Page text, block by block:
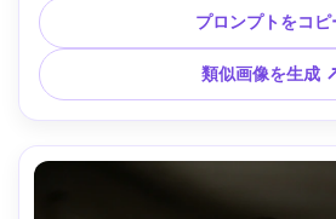
図、汗をかいたセクシームード、リア
ープなディテール、ハイ
プロンプトをコピ
類似画像を生成